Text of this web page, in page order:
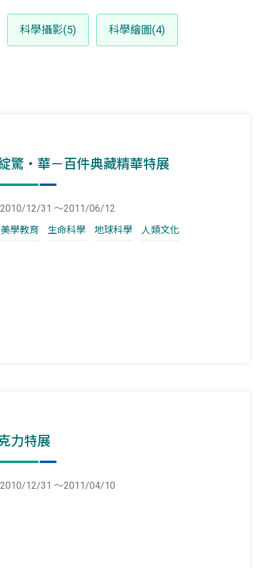
科學攝影(5) 科學繪圖(4)
驚‧華－百件典藏精華特展
12/31 ～2011/06/12
美學教育
生命科學 地球科學 人類文化
力特展
12/31 ～2011/04/10